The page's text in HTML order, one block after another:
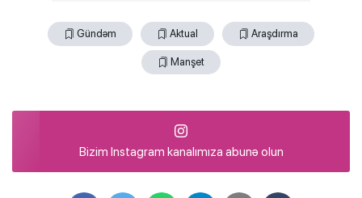
Gündəm Aktual Araşdırma
Manşet
Bizim Instagram kanalımıza abunə olun